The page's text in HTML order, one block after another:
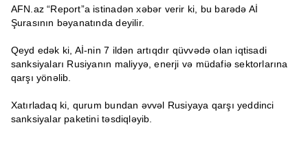
AFN.az “Report”a istinadən xəbər verir ki, bu barədə Aİ
Şurasının bəyanatında deyilir.
Qeyd edək ki, Aİ-nin 7 ildən artıqdır qüvvədə olan iqtisadi
sanksiyaları Rusiyanın maliyyə, enerji və müdafiə sektorlarına
qarşı yönəlib.
Xatırladaq ki, qurum bundan əvvəl Rusiyaya qarşı yeddinci
sanksiyalar paketini təsdiqləyib.